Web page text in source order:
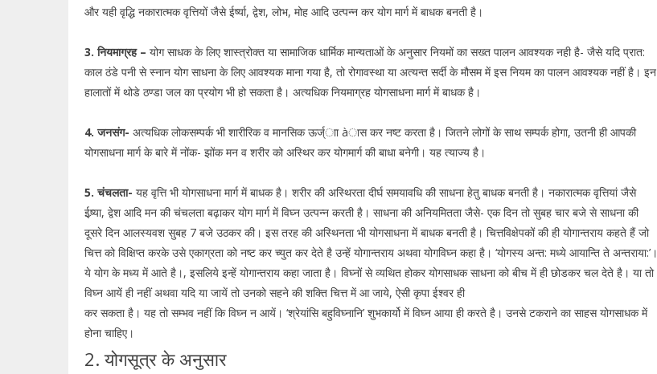
और यही वृद्धि नकारात्मक वृत्तियों जैसे ईर्ष्या, द्वेश, लोभ, मोह आदि उत्पन्न कर योग मार्ग में बाधक बनती है।
3. नियमाग्रह – योग साधक के लिए शास्त्रोक्त या सामाजिक धार्मिक मान्यताओं के अनुसार नियमों का सख्त पालन आवश्यक नही है- जैसे यदि प्रात:
काल ठंडे पनी से स्नान योग साधना के लिए आवश्यक माना गया है, तो रोगावस्था या अत्यन्त सर्दी के मौसम में इस नियम का पालन आवश्यक नहीं है। इन
हालातों में थोडे ठण्डा जल का प्रयोग भी हो सकता है। अत्यधिक नियमाग्रह योगसाधना मार्ग में बाधक है।
4. जनसंग- अत्यधिक लोकसम्पर्क भी शारीरिक व मानसिक ऊर्ज्ाा àास कर नष्ट करता है। जितने लोगों के साथ सम्पर्क होगा, उतनी ही आपकी
योगसाधना मार्ग के बारे में नोंक- झोंक मन व शरीर को अस्थिर कर योगमार्ग की बाधा बनेगी। यह त्याज्य है।
5. चंचलता- यह वृत्ति भी योगसाधना मार्ग में बाधक है। शरीर की अस्थिरता दीर्घ समयावधि की साधना हेतु बाधक बनती है। नकारात्मक वृत्तियां जैसे
ईष्र्या, द्वेश आदि मन की चंचलता बढ़ाकर योग मार्ग में विघ्न उत्पन्न करती है। साधना की अनियमितता जैसे- एक दिन तो सुबह चार बजे से साधना की
दूसरे दिन आलस्यवश सुबह 7 बजे उठकर की। इस तरह की अस्थिनता भी योगसाधना में बाधक बनती है। चित्तविक्षेपकों की ही योगान्तराय कहते हैं जो
चित्त को विक्षिप्त करके उसे एकाग्रता को नष्ट कर च्युत कर देते है उन्हें योगान्तराय अथवा योगविघ्न कहा है। ‘योगस्य अन्त: मध्ये आयान्ति ते अन्तराया:’।
ये योग के मध्य में आते है।, इसलिये इन्हें योगान्तराय कहा जाता है। विघ्नों से व्यथित होकर योगसाधक साधना को बीच में ही छोडकर चल देते है। या तो
विघ्न आयें ही नहीं अथवा यदि या जायें तो उनको सहने की शक्ति चित्त में आ जाये, ऐसी कृपा ईश्वर ही
कर सकता है। यह तो सम्भव नहीं कि विघ्न न आयें। ‘श्रेयांसि बहुविघ्नानि’ शुभकार्यो में विघ्न आया ही करते है। उनसे टकराने का साहस योगसाधक में
होना चाहिए।
2. योगसूत्र के अनुसार